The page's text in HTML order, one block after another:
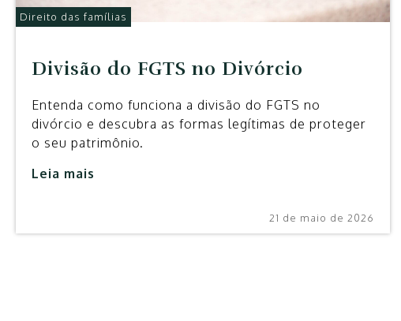
Direito das famílias
Divisão do FGTS no Divórcio
Entenda como funciona a divisão do FGTS no
divórcio e descubra as formas legítimas de proteger
o seu patrimônio.
Leia mais
21 de maio de 2026